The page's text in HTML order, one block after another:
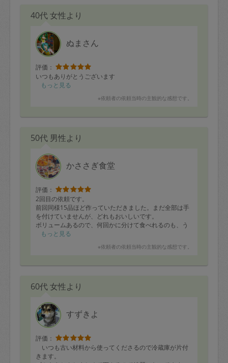
40代 女性より
ぬまさん
評価：
いつもありがとうございます
もっと見る
※依頼者の依頼当時の主観的な感想です。
50代 男性より
かささぎ食堂
評価：
2回目の依頼です。
前回同様15品ほど作っていただきました。まだ全部は手
を付けていませんが、どれもおいしいです。
ボリュームあるので、何回かに分けて食べれるのも、う
れしいです！
また依頼させて頂きたいと思います。
もっと見る
※依頼者の依頼当時の主観的な感想です。
60代 女性より
すずきよ
評価：
いつも古い材料から使ってくださるので冷蔵庫が片付
きます。